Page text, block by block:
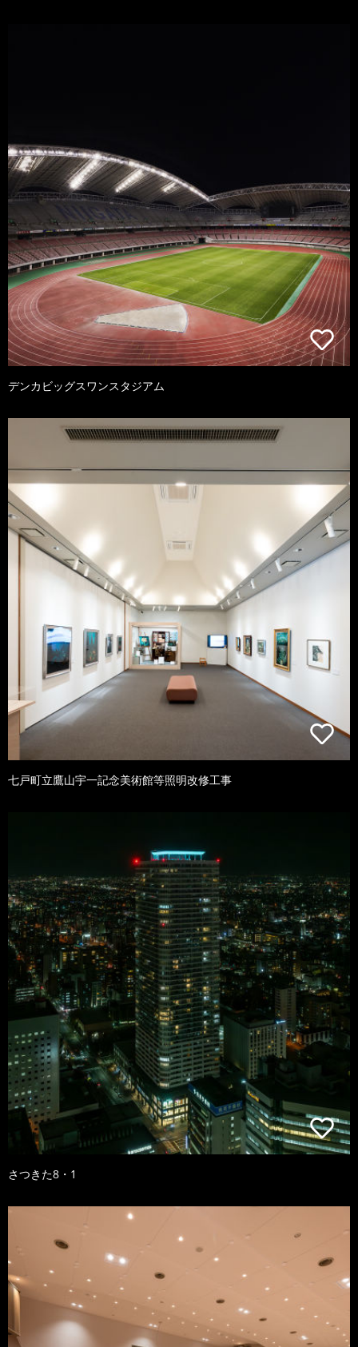
デンカビッグスワンスタジアム
七戸町立鷹山宇一記念美術館等照明改修工事
さつきた8・1